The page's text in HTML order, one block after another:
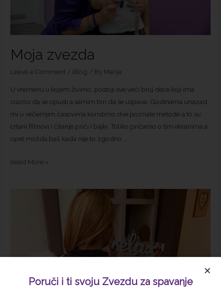
Moja zvezda
Leave a Comment / Blog / By Marija
U vremenu u kojem živimo, postoji sve veći broj dece koji ima
izazov da se opusti a samim tim da se uspava. Godinama unazad
mi u večernjim časovima koristimo dve poznate metode a to su
crtani filmovi I čitanje priči I bajki. Toliko pričamo o tim ekranima a
opet možda baš kada nije to zgodno …
Read More »
Poruči i ti svoju Zvezdu za spavanje